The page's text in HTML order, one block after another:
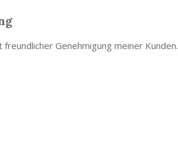
Genehmigung meiner Kunden.